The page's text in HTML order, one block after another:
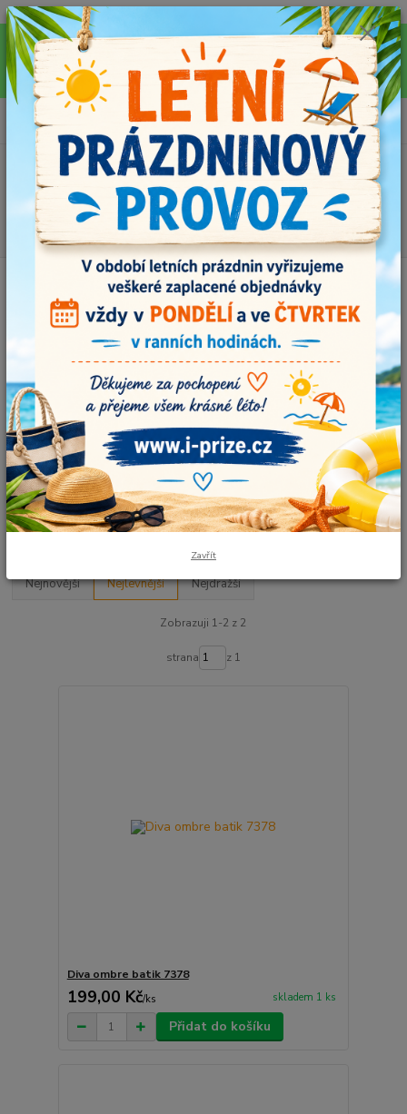
Pro rychlejší vyřízení Vašich dotazů, využijte během letních prázdnin náš
email info@i-prize.cz. Děkujeme. !!! POZOR ZMĚNA !!! V PONDĚLÍ 10.8.
NEVYŘIZUJEME ŽÁDNÉ OBJEDNÁVKY, ODESÍLAT BUDEME V ÚTERÝ
11.8. DĚKUJEME ZA POCHOPENÍ!
Menu
Hledat
+420704179566 0ks
za0,00 Kč
Podle názvu Diva ombre batik
Diva ombre batik
Jemná příze s postupnými barevnými přechody vhodná na šátky,
svetry, doplňky.
Složení: 100% akrylové mikrovlákno
Návin: 875 m / 250 g
Jehlice: 2,5-3,5
Háček: 1-3
Upřesnit parametry
Nejnovější Nejlevnější Nejdražší
Zobrazuji 1-2 z 2
strana z 1
Diva ombre batik 7378
199,00 Kč/ks skladem 1 ks
Přidat do košíku
Zavřít